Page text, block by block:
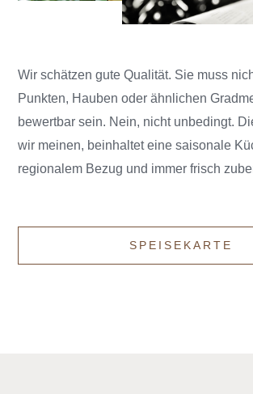
Wir schätzen gute Qualität. Sie muss
Punkten, Hauben oder ähnlichen
bewertbar sein. Nein, nicht unbedingt.
wir meinen, beinhaltet eine saisonale
regionalem Bezug und immer frisch
SPEISEKARTE